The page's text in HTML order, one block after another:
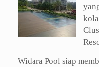
Widara Pool siap